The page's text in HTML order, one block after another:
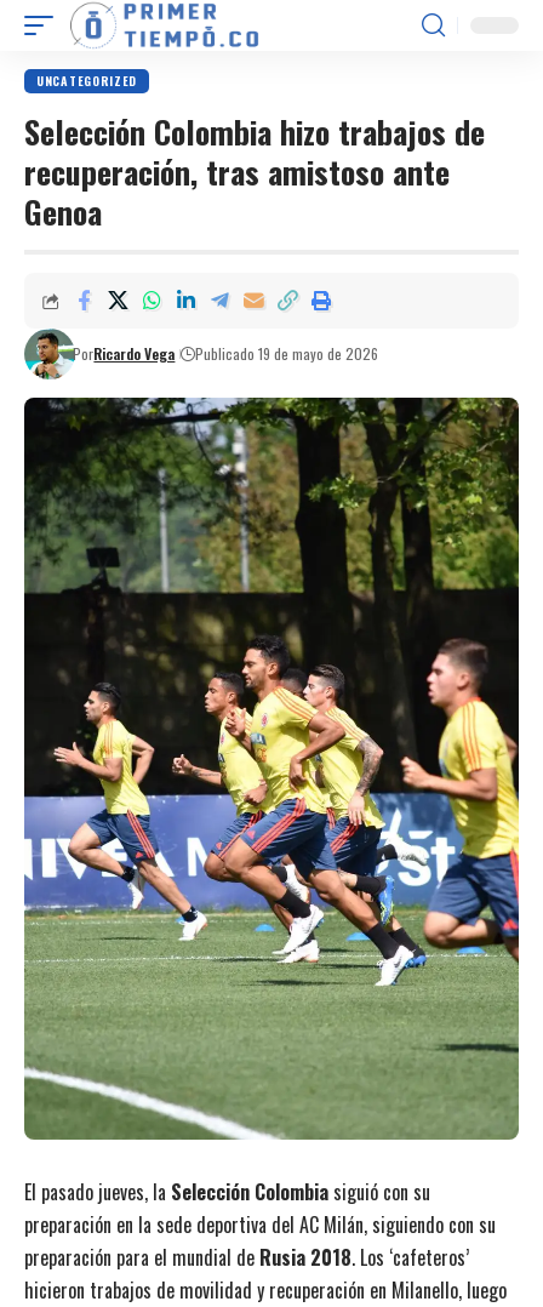
UNCATEGORIZED
Selección Colombia hizo trabajos de
recuperación, tras amistoso ante
Genoa
PorRicardo Vega Publicado 19 de mayo de 2026
El pasado jueves, la Selección Colombiasiguió con su
preparación en la sede deportiva del AC Milán, siguiendo con su
preparación para el mundial de Rusia 2018. Los ‘cafeteros’
hicieron trabajos de movilidad y recuperación en Milanello, luego